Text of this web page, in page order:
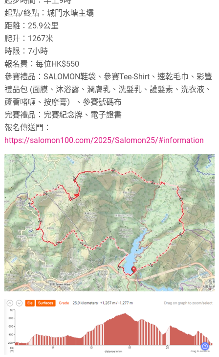
起點/終點：城門水塘主壩
距離：25.9公里
爬升：1267米
時限：7小時
報名費：每位HK$550
參賽禮品：SALOMON鞋袋、參賽Tee-Shirt、速乾毛巾、彩豐
禮品包 (面膜、沐浴露、潤膚乳、洗髮乳、護髮素、洗衣液、
蘆薈啫喱、按摩膏）、參賽號碼布
完賽禮品：完賽紀念牌、電子證書
報名傳送門：
https://salomon100.com/2025/Salomon25/#information